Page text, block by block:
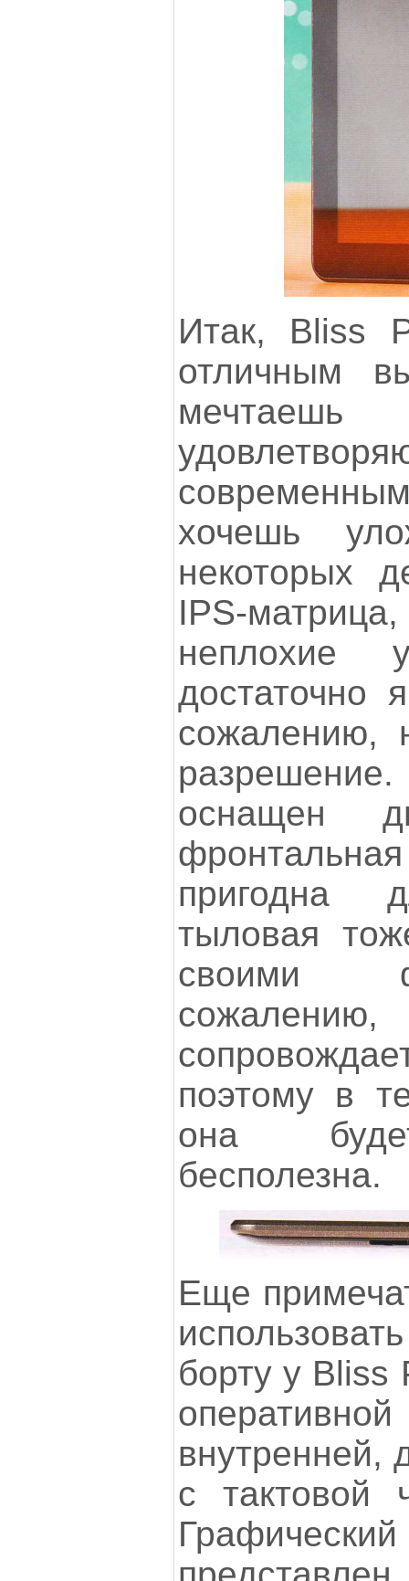
Итак, Bliss
отличным
мечтаешь
хочешь
некоторых
IPS-
неплохие
достаточно
сожалению,
оснащен
пригодна
тыловая
своими
поэтому в
она
бесполезна.
Еще
борту у Bliss
внутренней,
с тактовой